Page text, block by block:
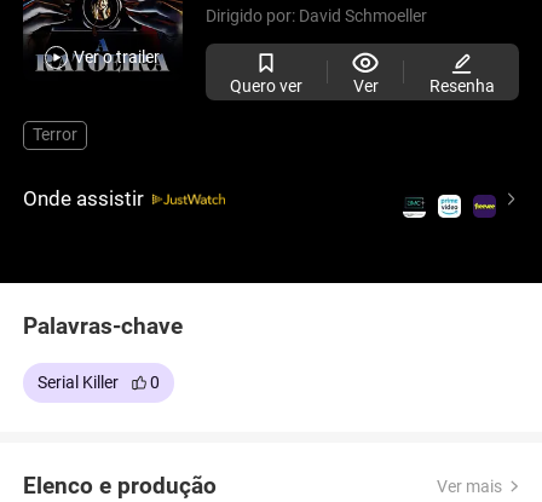
Ver o trailer
Dirigido por: David Schmoeller
Quero ver Ver Resenha
Terror
Onde assistir
Palavras-chave
Serial Killer 0
Elenco e produção Ver mais